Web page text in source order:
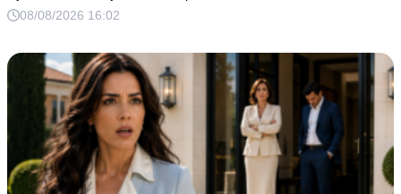
08/08/2026 16:02